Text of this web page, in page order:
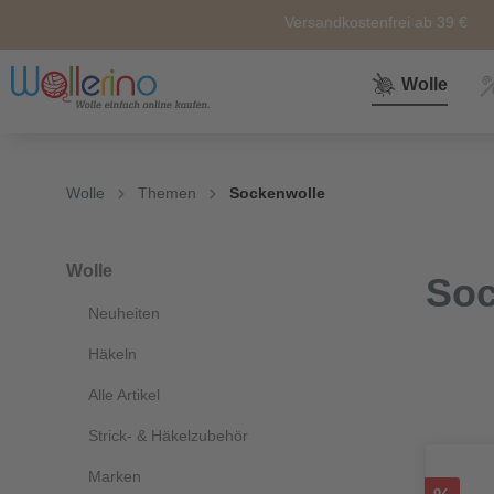
Versandkostenfrei ab 39 €
Wolle
Wolle Themen Sockenwolle
Wolle
Neuheiten
Häkeln
Alle Artikel
Strick- & Häkelzubehör
Marken